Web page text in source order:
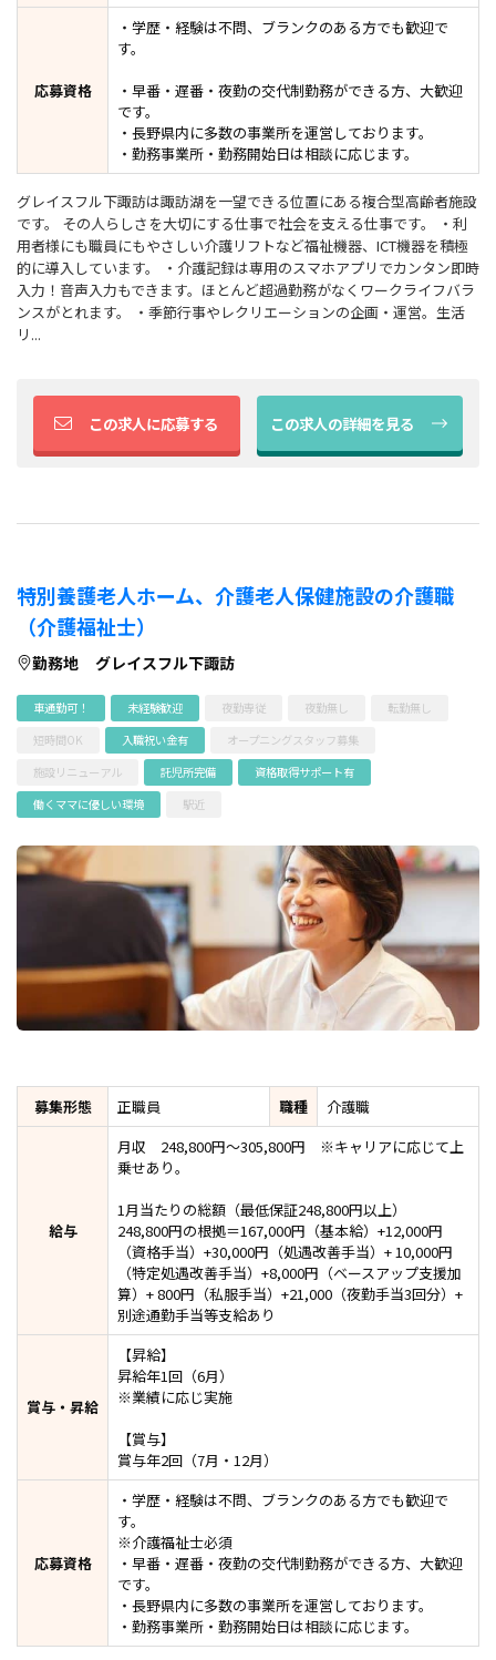
応募資格
・学歴・経験は不問、ブランクのある方でも歓迎で
す。
・早番・遅番・夜勤の交代制勤務ができる方、大歓迎
です。
・長野県内に多数の事業所を運営しております。
・勤務事業所・勤務開始日は相談に応じます。
グレイスフル下諏訪は諏訪湖を一望できる位置にある複合型高齢者施設
です。 その人らしさを大切にする仕事で社会を支える仕事です。 ・利
用者様にも職員にもやさしい介護リフトなど福祉機器、ICT機器を積極
的に導入しています。 ・介護記録は専用のスマホアプリでカンタン即時
入力！音声入力もできます。ほとんど超過勤務がなくワークライフバラ
ンスがとれます。 ・季節行事やレクリエーションの企画・運営。生活
リ...
この求人に応募する この求人の詳細を見る
特別養護老人ホーム、介護老人保健施設の介護職
（介護福祉士）
勤務地 グレイスフル下諏訪
車通勤可！ 未経験歓迎 夜勤専従 夜勤無し
転勤無し
短時間OK
入職祝い金有
オープニングスタッフ募集
施設リニューアル
託児所完備
資格取得サポート有
働くママに優しい環境
駅近
募集形態 正職員 職種 介護職
給与
月収 248,800円～305,800円 ※キャリアに応じて上
乗せあり。
1月当たりの総額（最低保証248,800円以上）
248,800円の根拠＝167,000円（基本給）+12,000円
（資格手当）+30,000円（処遇改善⼿当）+ 10,000円
（特定処遇改善手当）+8,000円（ベースアップ支援加
算）+ 800円（私服手当）+21,000（夜勤⼿当3回分）+
別途通勤⼿当等⽀給あり
賞与・昇給
【昇給】
昇給年1回（6月）
※業績に応じ実施
【賞与】
賞与年2回（7月・12月）
応募資格
・学歴・経験は不問、ブランクのある方でも歓迎で
す。
※介護福祉士必須
・早番・遅番・夜勤の交代制勤務ができる方、大歓迎
です。
・長野県内に多数の事業所を運営しております。
・勤務事業所・勤務開始日は相談に応じます。